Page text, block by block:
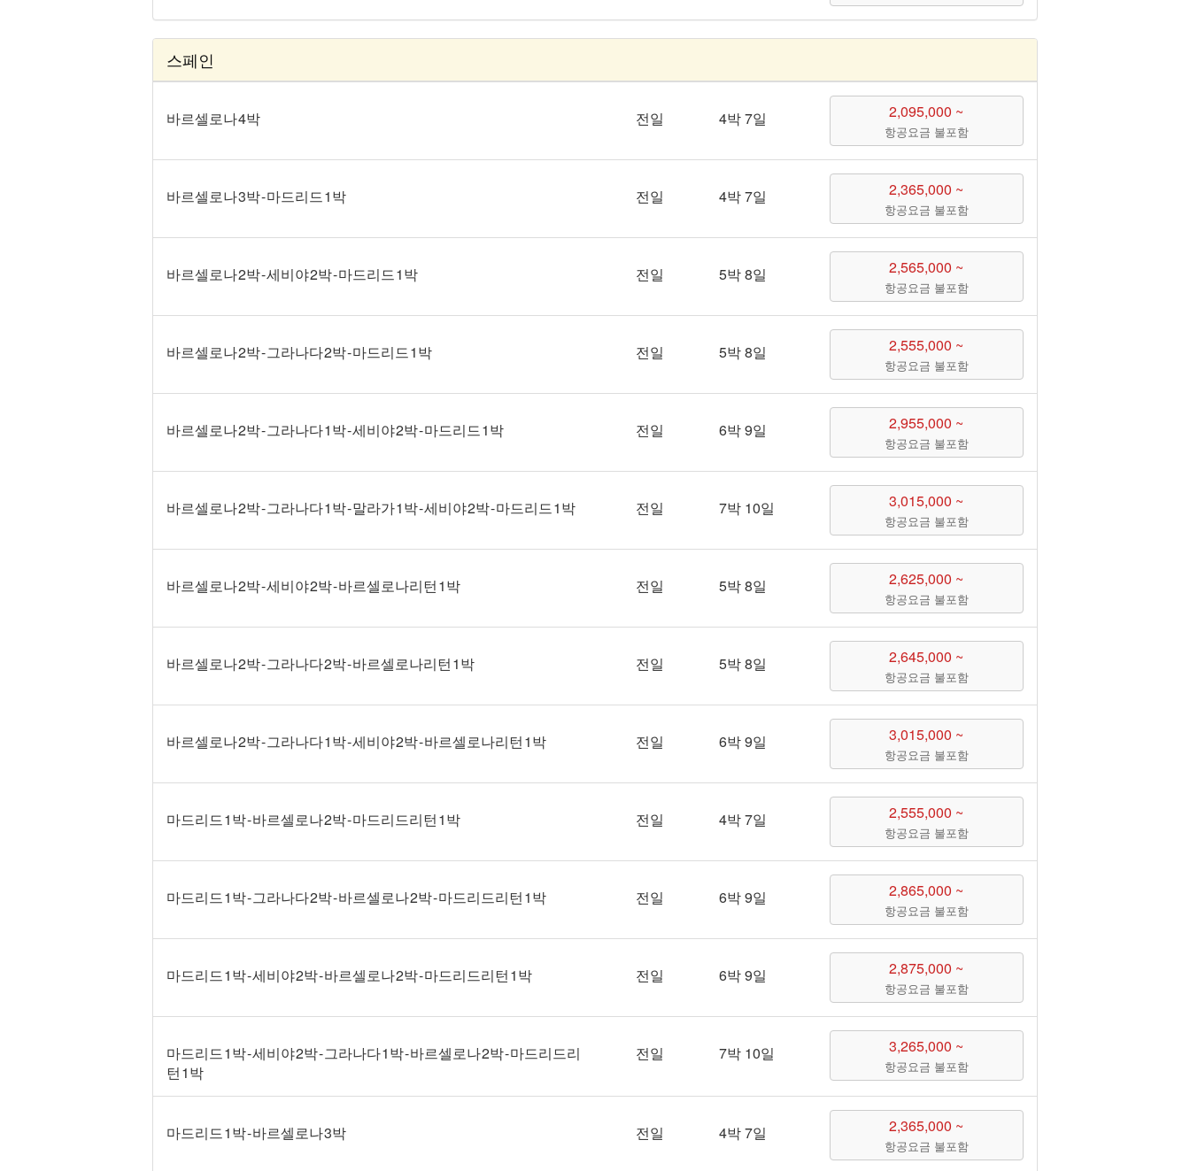
스페인
바르셀로나 4박 전일 4박 7일 2,095,000 ~
항공요금 불포함
바르셀로나 3박 - 마드리드 1박 전일 4박 7일 2,365,000 ~
항공요금 불포함
바르셀로나 2박 - 세비야 2박 - 마드리드 1박 전일 5박 8일 2,565,000 ~
항공요금 불포함
바르셀로나 2박 - 그라나다 2박 - 마드리드 1박 전일 5박 8일 2,555,000 ~
항공요금 불포함
바르셀로나 2박 - 그라나다 1박 - 세비야 2박 - 마드리드 1박 전일 6박 9일 2,955,000 ~
항공요금 불포함
바르셀로나 2박 - 그라나다 1박 - 말라가 1박 - 세비야 2박 - 마드리드 1박 전일 7박 10일 3,015,000 ~
항공요금 불포함
바르셀로나 2박 - 세비야 2박 - 바르셀로나리턴 1박 전일 5박 8일 2,625,000 ~
항공요금 불포함
바르셀로나 2박 - 그라나다 2박 - 바르셀로나리턴 1박 전일 5박 8일 2,645,000 ~
항공요금 불포함
바르셀로나 2박 - 그라나다 1박 - 세비야 2박 - 바르셀로나리턴 1박 전일 6박 9일 3,015,000 ~
항공요금 불포함
마드리드 1박 - 바르셀로나 2박 - 마드리드리턴 1박 전일 4박 7일 2,555,000 ~
항공요금 불포함
마드리드 1박 - 그라나다 2박 - 바르셀로나 2박 - 마드리드리턴 1박 전일 6박 9일 2,865,000 ~
항공요금 불포함
마드리드 1박 - 세비야 2박 - 바르셀로나 2박 - 마드리드리턴 1박 전일 6박 9일 2,875,000 ~
항공요금 불포함
마드리드 1박 - 세비야 2박 - 그라나다 1박 - 바르셀로나 2박 - 마드리드리
턴 1박
전일 7박 10일 3,265,000 ~
항공요금 불포함
마드리드 1박 - 바르셀로나 3박 전일 4박 7일 2,365,000 ~
항공요금 불포함